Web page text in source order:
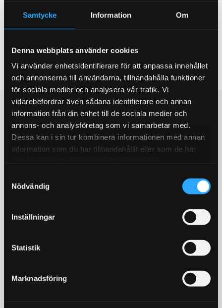
Samtycke Information Om
Denna webbplats använder cookies
Vi använder enhetsidentifierare för att anpassa innehållet
och annonserna till användarna, tillhandahålla funktioner
för sociala medier och analysera vår trafik. Vi
vidarebefordrar även sådana identifierare och annan
information från din enhet till de sociala medier och
annons- och analysföretag som vi samarbetar med.
Dessa kan i sin tur kombinera informationen med annan
information som du har tillhandahållit eller som de har
Nödvändig
Inställningar
Statistik
Marknadsföring
Be the first to leave a review.
Populära produkter
2- komponents
429KR
STORSÄLJARE! STORSÄLJARE!